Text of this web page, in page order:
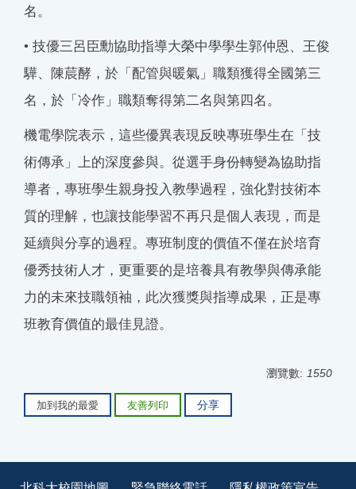
名。
• 技優三呂臣勳協助指導大榮中學學生郭仲恩、王俊
驊、陳莀酵，於「配管與暖氣」職類獲得全國第三
名，於「冷作」職類奪得第二名與第四名。
機電學院表示，這些優異表現反映專班學生在「技
術傳承」上的深度參與。從選手身份轉變為協助指
導者，專班學生親身投入教學過程，強化對技術本
質的理解，也讓技能學習不再只是個人表現，而是
延續與分享的過程。專班制度的價值不僅在於培育
優秀技術人才，更重要的是培養具有教學與傳承能
力的未來技職領袖，此次獲獎與指導成果，正是專
班教育價值的最佳見證。
瀏覽數: 1550
加到我的最愛 友善列印 分享